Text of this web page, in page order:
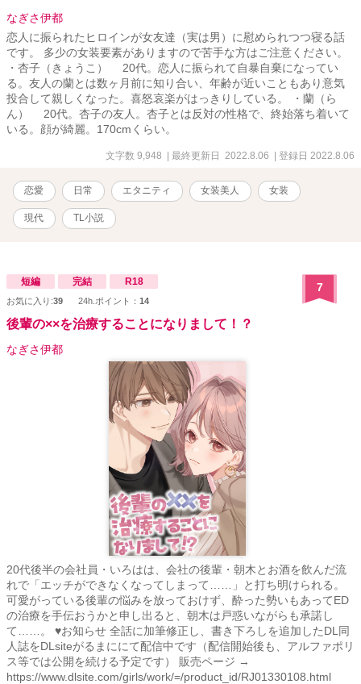
なぎさ伊都
恋人に振られたヒロインが女友達（実は男）に慰められつつ寝る話
です。 多少の女装要素がありますので苦手な方はご注意ください。
・杏子（きょうこ） 20代。恋人に振られて自暴自棄になってい
る。友人の蘭とは数ヶ月前に知り合い、年齢が近いこともあり意気
投合して親しくなった。喜怒哀楽がはっきりしている。 ・蘭（ら
ん） 20代。杏子の友人。杏子とは反対の性格で、終始落ち着いて
いる。顔が綺麗。170cmくらい。
文字数 9,948 | 最終更新日 2022.8.06 | 登録日 2022.8.06
恋愛 日常 エタニティ 女装美人 女装
現代 TL小説
短編 完結 R18
お気に入り:39 24h.ポイント： 14
7
後輩の××を治療することになりまして！？
なぎさ伊都
20代後半の会社員・いろはは、会社の後輩・朝木とお酒を飲んだ流
れで「エッチができなくなってしまって……」と打ち明けられる。
可愛がっている後輩の悩みを放っておけず、酔った勢いもあってED
の治療を手伝おうかと申し出ると、朝木は戸惑いながらも承諾し
て……。 ♥お知らせ 全話に加筆修正し、書き下ろしを追加したDL同
人誌をDLsiteがるまににて配信中です（配信開始後も、アルファポリ
ス等では公開を続ける予定です） 販売ページ →
https://www.dlsite.com/girls/work/=/product_id/RJ01330108.html